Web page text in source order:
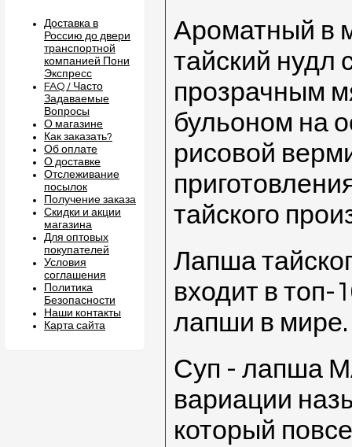
Доставка в
Россию до двери
транспортной
компанией Пони
Экспресс
FAQ / Часто
Задаваемые
Вопросы
О магазине
Как заказать?
Об оплате
О доставке
Отслеживание
посылок
Получение заказа
Скидки и акции
магазина
Для оптовых
покупателей
Условия
соглашения
Политика
Безопасности
Наши контакты
Карта сайта
Ароматный в
тайский нудл
прозрачным
бульоном на
рисовой
тайского
Лапша
входит в топ-
лапши в мире.
Суп - лапша
вариации
который